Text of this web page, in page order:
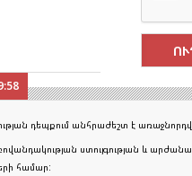
դեպքում անհրաժեշտ է
ստույգության և
համար: